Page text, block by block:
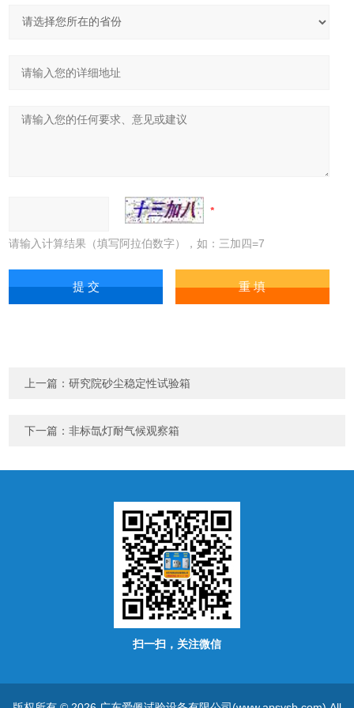
请输入计算结果（填写阿拉伯数字），如：三加四=7
上一篇：研究院砂尘稳定性试验箱
下一篇：非标氙灯耐气候观察箱
扫一扫，关注微信